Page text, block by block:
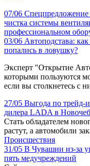
07/06 Спецпредложение
чистка системы
профессиональном
03/06 Автоподстава:
попались в ловушку?
Эксперт "Открытие
которыми пользуются
если вы столкнетесь с
27/05 Выгода по трейд-
дилера LADA в
Стать обладателем
растут, а автомобили
Происшествия
31/05 В Чувашии из-за
пять медучреждений